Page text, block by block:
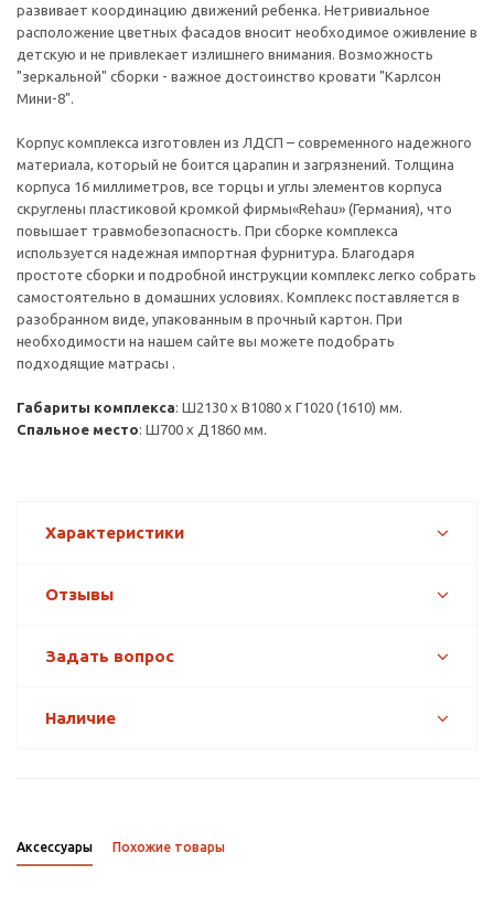
развивает координацию движений ребенка. Нетривиальное
расположение цветных фасадов вносит необходимое оживление в
детскую и не привлекает излишнего внимания. Возможность
"зеркальной" сборки - важное достоинство кровати "Карлсон
Мини-8".
Корпус комплекса изготовлен из ЛДСП – современного надежного
материала, который не боится царапин и загрязнений. Толщина
корпуса 16 миллиметров, все торцы и углы элементов корпуса
скруглены пластиковой кромкой фирмы«Rehau» (Германия), что
повышает травмобезопасность. При сборке комплекса
используется надежная импортная фурнитура. Благодаря
простоте сборки и подробной инструкции комплекс легко собрать
самостоятельно в домашних условиях. Комплекс поставляется в
разобранном виде, упакованным в прочный картон. При
необходимости на нашем сайте вы можете подобрать
подходящие матрасы .
Габариты комплекса: Ш2130 х В1080 х Г1020 (1610) мм.
Спальное место: Ш700 х Д1860 мм.
Характеристики
Отзывы
Задать вопрос
Наличие
Аксессуары Похожие товары